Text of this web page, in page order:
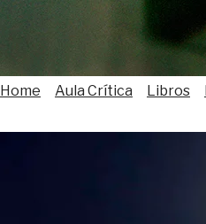
Home Aula Crítica Libros